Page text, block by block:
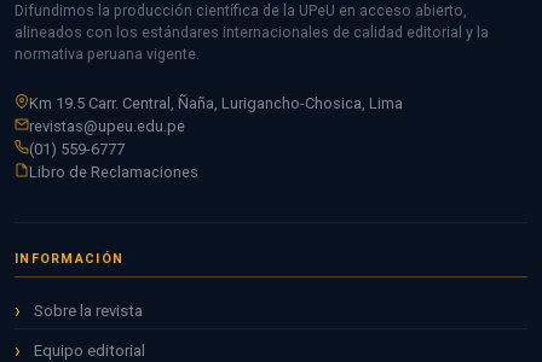
Difundimos la producción científica de la UPeU en acceso abierto,
alineados con los estándares internacionales de calidad editorial y la
normativa peruana vigente.
Km 19.5 Carr. Central, Ñaña, Lurigancho-Chosica, Lima
revistas@upeu.edu.pe
(01) 559-6777
Libro de Reclamaciones
INFORMACIÓN
Sobre la revista
Equipo editorial